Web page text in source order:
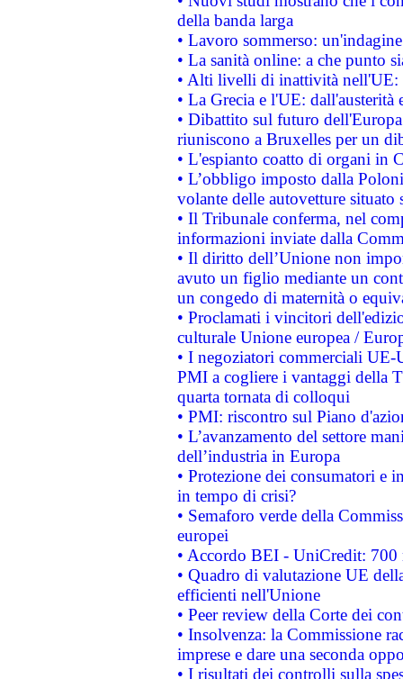
della banda larga
• Lavoro sommerso:
• La sanità online: a che punto
• Alti livelli di inattività nell'UE:
• La Grecia e l'UE: dall'austerità
• Dibattito sul futuro
riuniscono a Bruxelles per un
• L'espianto coatto di organi in
• L’obbligo imposto dalla
volante delle autovetture
• Il Tribunale conferma, nel
informazioni inviate dalla
• Il diritto dell’Unione non
avuto un figlio mediante un
un congedo di maternità o
• Proclamati i vincitori
culturale Unione europea /
• I negoziatori commerciali UE-
PMI a cogliere i vantaggi della
quarta tornata di colloqui
• PMI: riscontro sul Piano
• L’avanzamento del settore
dell’industria in Europa
• Protezione dei consumatori e
in tempo di crisi?
• Semaforo verde della
europei
• Accordo BEI - UniCredit:
• Quadro di valutazione UE
efficienti nell'Unione
• Peer review della Corte dei
• Insolvenza: la Commissione
imprese e dare una seconda
• I risultati dei controlli sulla